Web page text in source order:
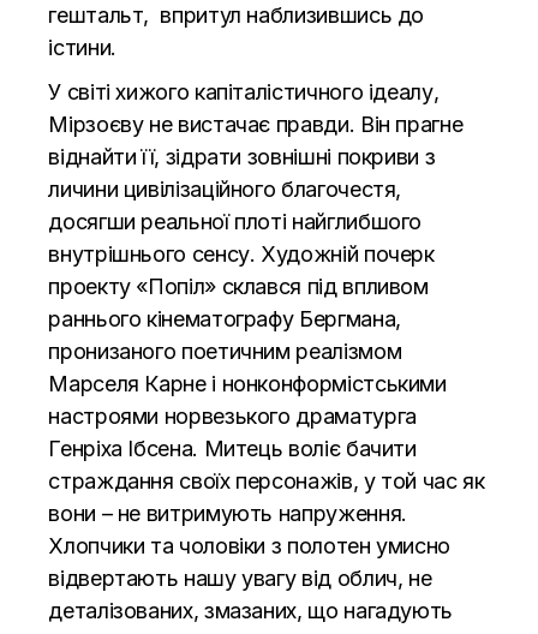
гештальт, впритул наблизившись до
істини.
У світі хижого капіталістичного ідеалу,
Мірзоєву не вистачає правди. Він прагне
віднайти її, зідрати зовнішні покриви з
личини цивілізаційного благочестя,
досягши реальної плоті найглибшого
внутрішнього сенсу. Художній почерк
проекту «Попіл» склався під впливом
раннього кінематографу Бергмана,
пронизаного поетичним реалізмом
Марселя Карне і нонконформістськими
настроями норвезького драматурга
Генріха Ібсена. Митець воліє бачити
страждання своїх персонажів, у той час як
вони – не витримують напруження.
Хлопчики та чоловіки з полотен умисно
відвертають нашу увагу від облич, не
деталізованих, змазаних, що нагадують